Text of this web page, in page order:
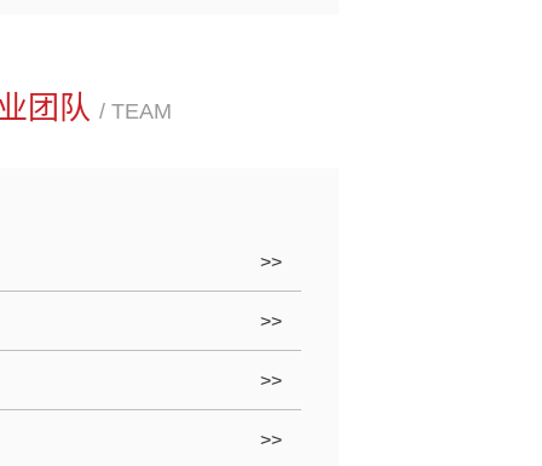
团队 / TEAM
>>
>>
>>
>>